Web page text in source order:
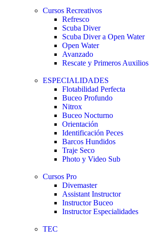
Cursos Recreativos
Refresco
Scuba Diver
Scuba Diver a Open Water
Open Water
Avanzado
Rescate y Primeros Auxilios
ESPECIALIDADES
Flotabilidad Perfecta
Buceo Profundo
Nitrox
Buceo Nocturno
Orientación
Identificación Peces
Barcos Hundidos
Traje Seco
Photo y Video Sub
Cursos Pro
Divemaster
Assistant Instructor
Instructor Buceo
Instructor Especialidades
TEC